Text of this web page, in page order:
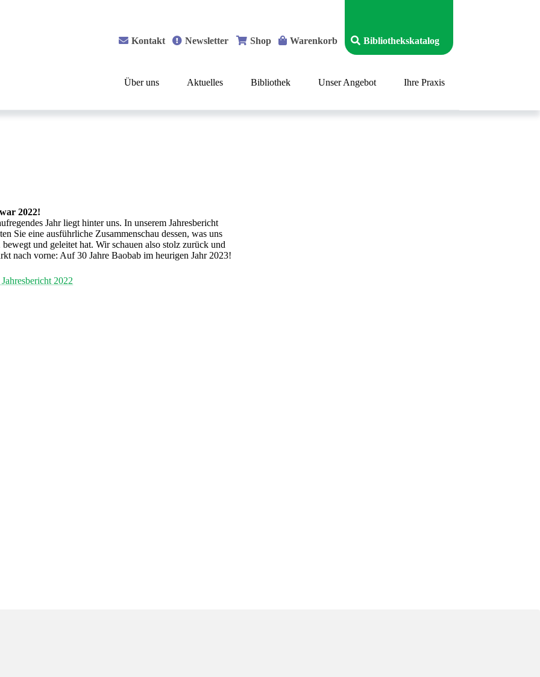
Kontakt Newsletter Shop Warenkorb Bibliothekskatalog
Über uns Aktuelles Bibliothek Unser Angebot Ihre Praxis
2022!
Jahr liegt hinter uns. In unserem Jahresbericht
Sie eine ausführliche Zusammenschau dessen, was uns
bewegt und geleitet hat. Wir schauen also stolz zurück und
nach vorne: Auf 30 Jahre Baobab im heurigen Jahr 2023!
2022